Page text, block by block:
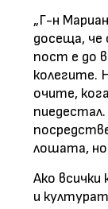
„Г-н
досеща, че
пост е до
колегите.
очите,
лошата, но
Ако
и